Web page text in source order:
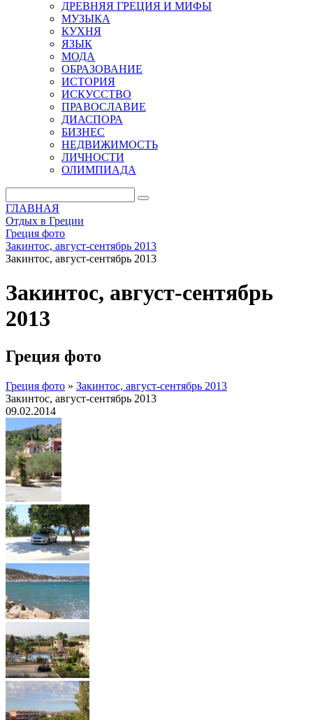
ДРЕВНЯЯ ГРЕЦИЯ И МИФЫ
МУЗЫКА
КУХНЯ
ЯЗЫК
МОДА
ОБРАЗОВАНИЕ
ИСТОРИЯ
ИСКУССТВО
ПРАВОСЛАВИЕ
ДИАСПОРА
БИЗНЕС
НЕДВИЖИМОСТЬ
ЛИЧНОСТИ
ОЛИМПИАДА
ГЛАВНАЯ
Отдых в Греции
Греция фото
Закинтос, август-сентябрь 2013
Закинтос, август-сентябрь 2013
Закинтос, август-сентябрь
2013
Греция фото
Греция фото » Закинтос, август-сентябрь 2013
Закинтос, август-сентябрь 2013
09.02.2014